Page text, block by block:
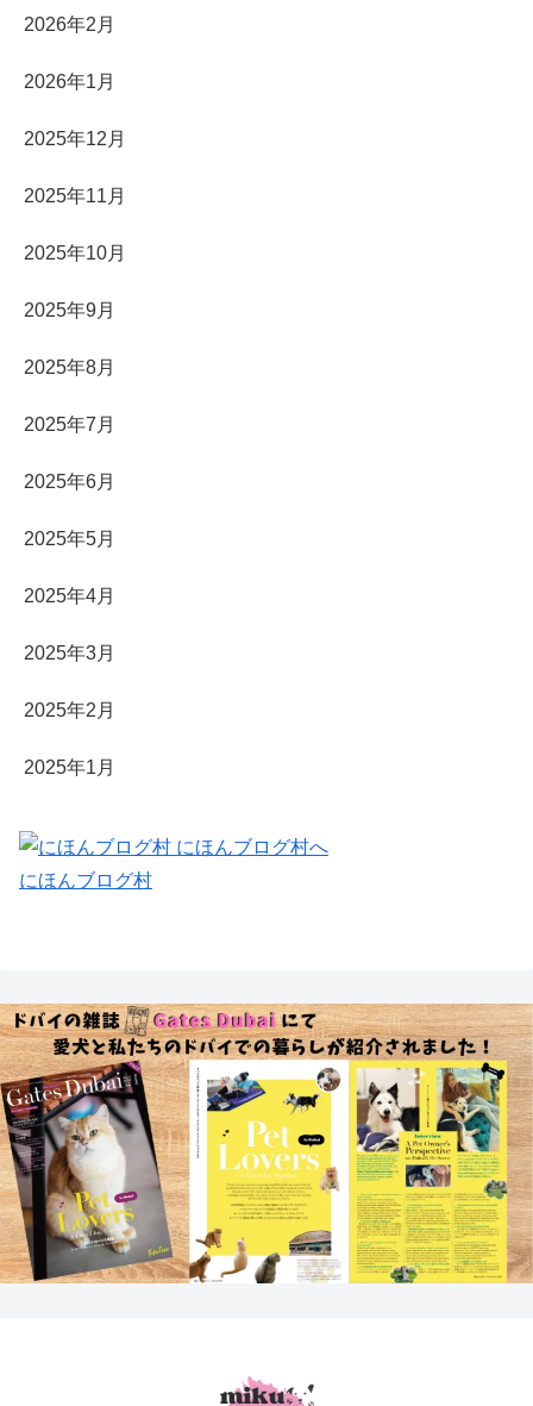
2026年2月
2026年1月
2025年12月
2025年11月
2025年10月
2025年9月
2025年8月
2025年7月
2025年6月
2025年5月
2025年4月
2025年3月
2025年2月
2025年1月
にほんブログ村